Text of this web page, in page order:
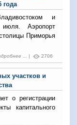
года
и
Аэропорт
Приморья
... | 2706
участков и
о регистрации
капитального